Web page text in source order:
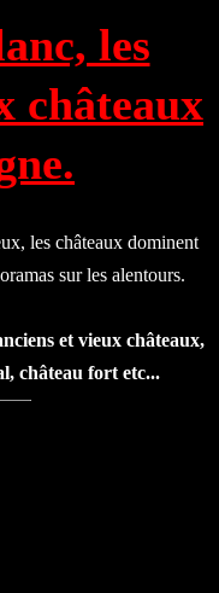
les
châteaux
les châteaux dominent
sur les alentours.
et vieux châteaux,
château fort etc...